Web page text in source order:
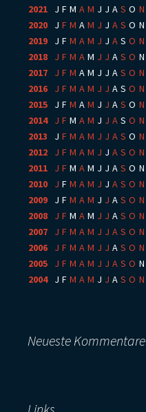
2021
J F M A M J J A S O N
2020
J F M A M J J A S O N
2019
J F M A M J J A S O N
2018
J F M A M J J A S O N
2017
J F M A M J J A S O N
2016
J F M A M J J A S O N
2015
J F M A M J J A S O N
2014: J F M A M J J A S O N
2013
J F M A M J J A S O N
2012
J F M A M J J A S O N
2011
J F M A M J J A S O N
2010
J F M A M J J A S O N
2009
J F M A M J J A S O N
2008
J F M A M J J A S O N
2007
J F M A M J J A S O N
2006
J F M A M J J A S O N
2005
J F M A M J J A S O N
2004: J F M A M J J A S O N
Neueste Kommentare